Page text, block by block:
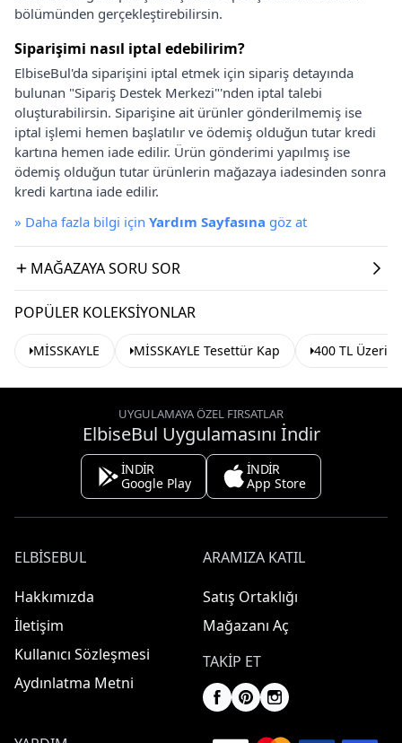
bölümünden gerçekleştirebilirsin.
Siparişimi nasıl iptal edebilirim?
ElbiseBul'da siparişini iptal etmek için sipariş detayında
bulunan "Sipariş Destek Merkezi"'nden iptal talebi
oluşturabilirsin. Siparişine ait ürünler gönderilmemiş ise
iptal işlemi hemen başlatılır ve ödemiş olduğun tutar kredi
kartına hemen iade edilir. Ürün gönderimi yapılmış ise
ödemiş olduğun tutar ürünlerin mağazaya iadesinden sonra
kredi kartına iade edilir.
» Daha fazla bilgi için Yardım Sayfasına göz at
MAĞAZAYA SORU SOR
POPÜLER KOLEKSIYONLAR
MİSSKAYLE MİSSKAYLE Tesettür Kap 400 TL Üzeri
UYGULAMAYA ÖZEL FIRSATLAR
ElbiseBul Uygulamasını İndir
İNDİR
Google Play
İNDİR
App Store
ELBISEBUL
Hakkımızda
İletişim
Kullanıcı Sözleşmesi
Aydınlatma Metni
ARAMIZA KATIL
Satış Ortaklığı
Mağazanı Aç
TAKIP ET